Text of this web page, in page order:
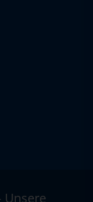
Unsere